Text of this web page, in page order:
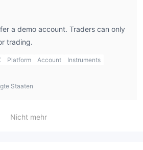
a demo account. Traders can only
trading.
Platform Account
Instruments
Staaten
Nicht mehr